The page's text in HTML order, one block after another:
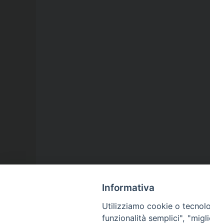
Informativa
Utilizziamo cookie o
funzionalità semplici",